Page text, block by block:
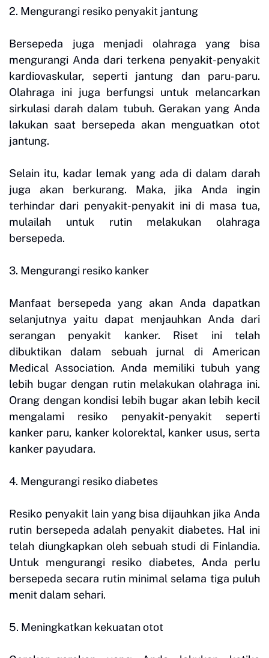
2. Mengurangi resiko penyakit jantung
Bersepeda juga menjadi olahraga yang bisa
mengurangi Anda dari terkena penyakit-penyakit
kardiovaskular, seperti jantung dan paru-paru.
Olahraga ini juga berfungsi untuk melancarkan
sirkulasi darah dalam tubuh. Gerakan yang Anda
lakukan saat bersepeda akan menguatkan otot
jantung.
Selain itu, kadar lemak yang ada di dalam darah
juga akan berkurang. Maka, jika Anda ingin
terhindar dari penyakit-penyakit ini di masa tua,
mulailah untuk rutin melakukan olahraga
bersepeda.
3. Mengurangi resiko kanker
Manfaat bersepeda yang akan Anda dapatkan
selanjutnya yaitu dapat menjauhkan Anda dari
serangan penyakit kanker. Riset ini telah
dibuktikan dalam sebuah jurnal di American
Medical Association. Anda memiliki tubuh yang
lebih bugar dengan rutin melakukan olahraga ini.
Orang dengan kondisi lebih bugar akan lebih kecil
mengalami resiko penyakit-penyakit seperti
kanker paru, kanker kolorektal, kanker usus, serta
kanker payudara.
4. Mengurangi resiko diabetes
Resiko penyakit lain yang bisa dijauhkan jika Anda
rutin bersepeda adalah penyakit diabetes. Hal ini
telah diungkapkan oleh sebuah studi di Finlandia.
Untuk mengurangi resiko diabetes, Anda perlu
bersepeda secara rutin minimal selama tiga puluh
menit dalam sehari.
5. Meningkatkan kekuatan otot